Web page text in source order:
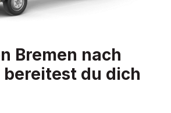
Bremen nach
bereitest du dich